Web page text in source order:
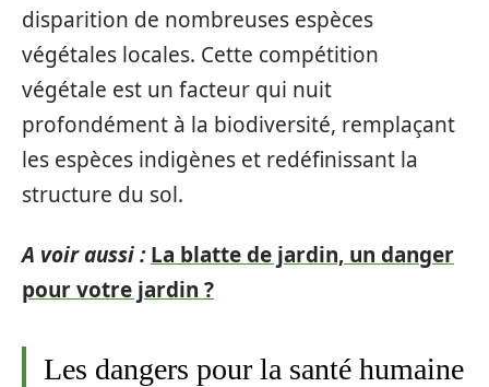
disparition de nombreuses espèces
végétales locales. Cette compétition
végétale est un facteur qui nuit
profondément à la biodiversité, remplaçant
les espèces indigènes et redéfinissant la
structure du sol.
A voir aussi : La blatte de jardin, un danger
pour votre jardin ?
Les dangers pour la santé humaine